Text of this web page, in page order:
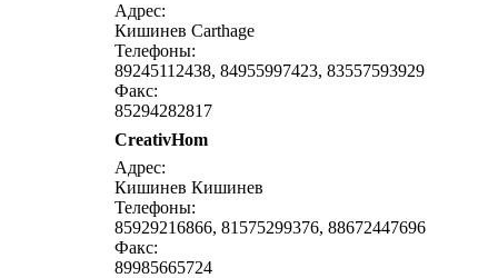
Адрес:
Кишинев Carthage
Телефоны:
89245112438, 84955997423, 83557593929
Факс:
85294282817
СreativHom
Адрес:
Кишинев Кишинев
Телефоны:
85929216866, 81575299376, 88672447696
Факс:
89985665724